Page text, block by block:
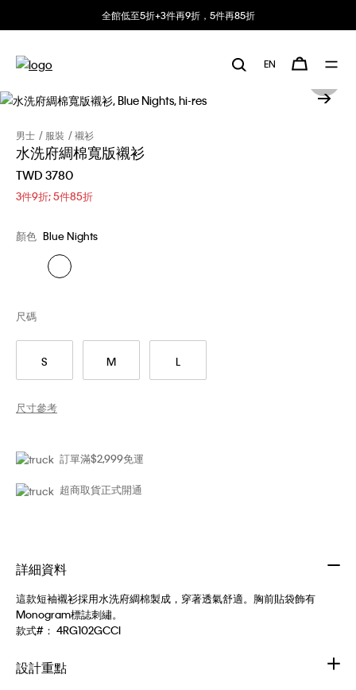
全館低至5折+3件再9折，5件再85折
EN
男士 服裝 襯衫
水洗府綢棉寬版襯衫
TWD 3780
3件9折; 5件85折
顏色 Blue Nights
S M L
尺碼
尺寸參考
訂單滿$2,999免運
超商取貨正式開通
詳細資料
這款短袖襯衫採用水洗府綢棉製成，穿著透氣舒適。胸前貼袋飾有
Monogram標誌刺繡。
款式#： 4RG102GCCI
設計重點